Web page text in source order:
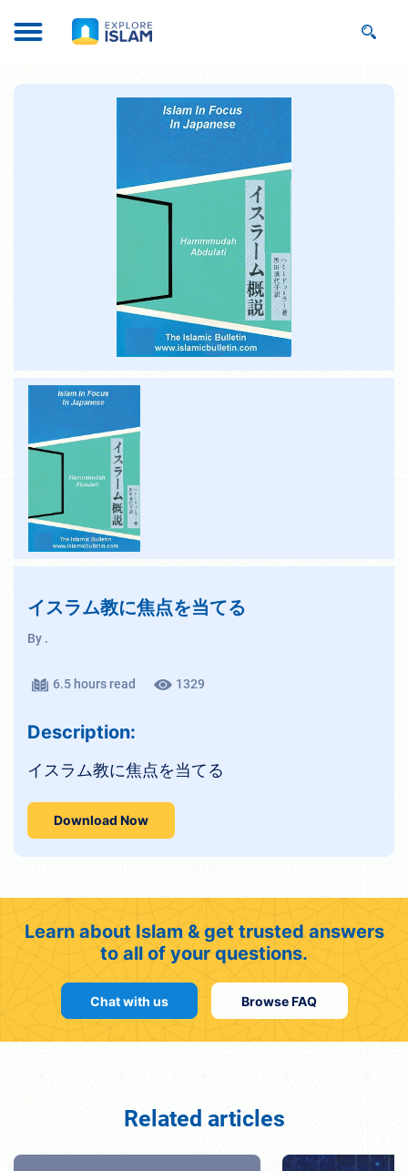
イスラム教に焦点を当てる
By .
6.5 hours read 1329
Description:
イスラム教に焦点を当てる
Download Now
Learn about Islam & get trusted answers
to all of your questions.
Chat with us Browse FAQ
Related articles